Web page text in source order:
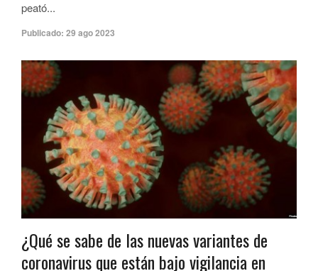
peató...
Publicado: 29 ago 2023
¿Qué se sabe de las nuevas variantes de
coronavirus que están bajo vigilancia en